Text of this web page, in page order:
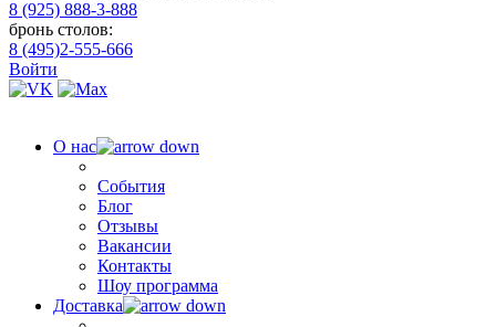
8 (925) 888-3-888
бронь столов:
8 (495)2-555-666
Войти
О нас
События
Блог
Отзывы
Вакансии
Контакты
Шоу программа
Доставка